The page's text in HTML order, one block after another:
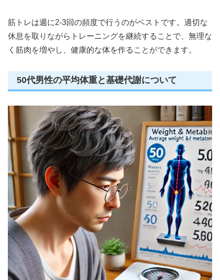
筋トレは週に2-3回の頻度で行うのがベストです。適切な
休息を取りながらトレーニングを継続することで、無理な
く筋肉を増やし、健康的な体を作ることができます。
50代男性の平均体重と基礎代謝について